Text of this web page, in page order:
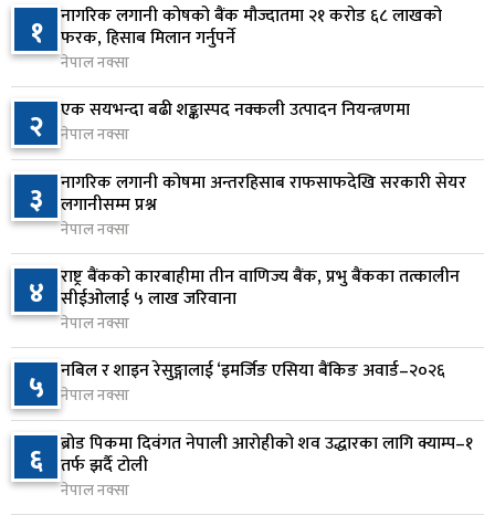
६
प्रतिनिधिसभा बैठक बस्दै , पाँच विधेयक र प्रतिवेदन
प्रस्तुत हुने
१ दिन अघि
७
आज बस्ने भनिएको राष्ट्रिय सभाको बैठक बुधबारका लागि
सर्‍यो
१ दिन अघि
८
वीरगञ्जमा ट्यांकरको सिल खोलेर तेल निकाल्ने सात जना
रंगेहात पक्राउ
१ दिन अघि
९
जन्मसिद्ध नागरिकता कडा बनाउने ट्रम्पको नयाँ प्रयास, दुई
कार्यकारी आदेश जारी
१० राप्रपाको निर्णय: बागमती प्रदेश सरकारमा सहभागी नहुने
१ दिन अघि
१ नागरिक लगानी कोषको बैंक मौज्दातमा २१ करोड ६८ लाखको
फरक, हिसाब मिलान गर्नुपर्ने
नेपाल नक्सा
२ एक सयभन्दा बढी शङ्कास्पद नक्कली उत्पादन नियन्त्रणमा
नेपाल नक्सा
३ नागरिक लगानी कोषमा अन्तरहिसाब राफसाफदेखि सरकारी सेयर
लगानीसम्म प्रश्न
नेपाल नक्सा
४ राष्ट्र बैंकको कारबाहीमा तीन वाणिज्य बैंक, प्रभु बैंकका तत्कालीन
सीईओलाई ५ लाख जरिवाना
नेपाल नक्सा
५ नबिल र शाइन रेसुङ्गालाई ‘इमर्जिङ एसिया बैंकिङ अवार्ड–२०२६
नेपाल नक्सा
६ ब्रोड पिकमा दिवंगत नेपाली आरोहीको शव उद्धारका लागि क्याम्प–१
तर्फ झर्दै टोली
नेपाल नक्सा